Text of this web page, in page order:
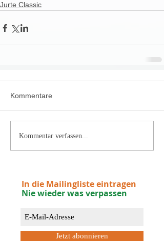
Jurte Classic
Kommentare
Kommentar verfassen...
In die Mailingliste eintragen
Nie wieder was verpassen
Jetzt abonnieren